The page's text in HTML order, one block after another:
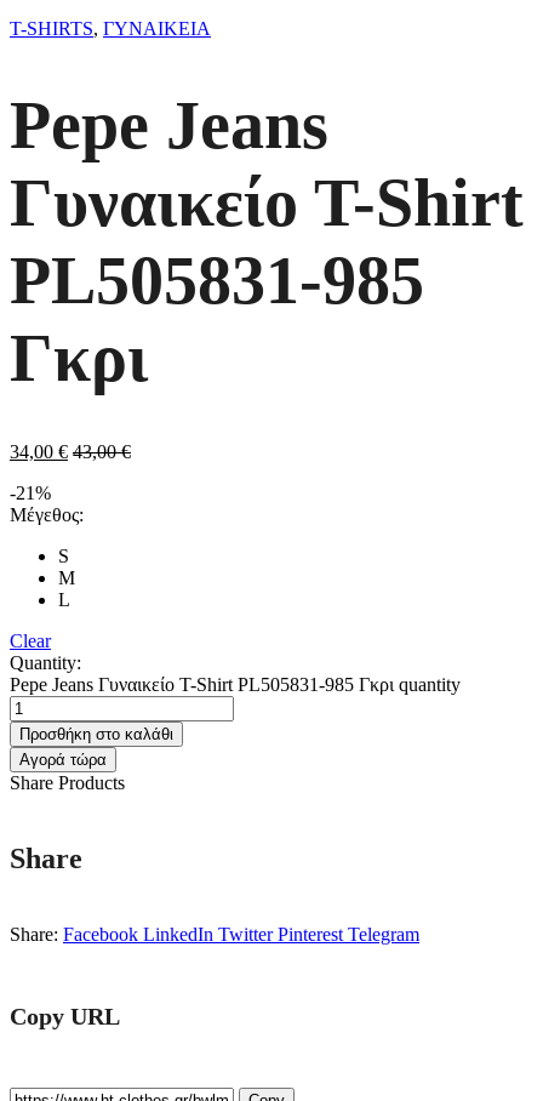
T-SHIRTS, ΓΥΝΑΙΚΕΙΑ
Pepe Jeans
Γυναικείo T-Shirt
PL505831-985
Γκρι
34,00 € 43,00€
-21%
Μέγεθος:
S
M
L
Clear
Quantity:
Pepe Jeans Γυναικείo T-Shirt PL505831-985 Γκρι quantity
Προσθήκη στο καλάθι
Αγορά τώρα
Share Products
Share
Share: Facebook LinkedIn Twitter Pinterest Telegram
Copy URL